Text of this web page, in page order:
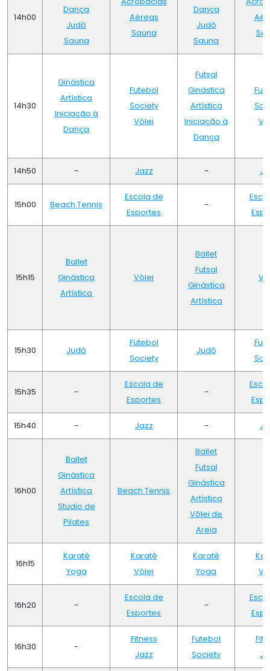
14h00
Dança
Judô
Sauna
Aéreas
Sauna
Dança
Judô
Sauna
14h30
Ginástica
Artística
Iniciação à
Dança
Futebol
Society
Vôlei
Futsal
Ginástica
Artística
Iniciação à
Dança
14h50 - Jazz -
15h00 Beach Tennis
Escola de
Esportes
-
15h15
Ballet
Ginástica
Artística
Vôlei
Ballet
Futsal
Ginástica
Artística
15h30 Judô
Futebol
Society
Judô
15h35 -
Escola de
Esportes
-
15h40 - Jazz -
16h00
Ballet
Ginástica
Artística
Studio de
Pilates
Beach Tennis
Ballet
Futsal
Ginástica
Artística
Vôlei de
Areia
16h15
Karatê
Yoga
Karatê
Vôlei
Karatê
Yoga
16h20 -
Escola de
Esportes
-
16h30 -
Fitness
Jazz
Futebol
Society